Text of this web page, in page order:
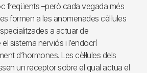
freqüents –però cada vegada més
formen a les anomenades cèl·lules
a actuar de
sistema nerviós i l’endocrí
d’hormones. Les cèl·lules dels
un receptor sobre el qual actua el